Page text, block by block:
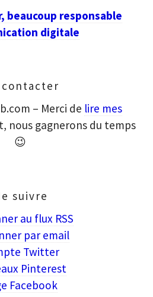
beaucoup responsable
digitale
contacter
– Merci de lire mes
nous gagnerons du temps
😉
suivre
au flux RSS
par email
Twitter
Pinterest
Facebook